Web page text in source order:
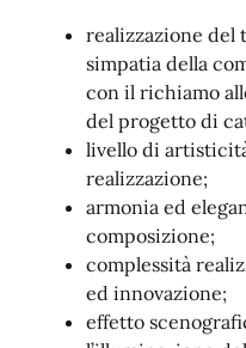
realizzazione del
simpatia della
con il richiamo
del progetto di
livello di
realizzazione;
armonia ed
composizione;
complessità
ed innovazione;
effetto